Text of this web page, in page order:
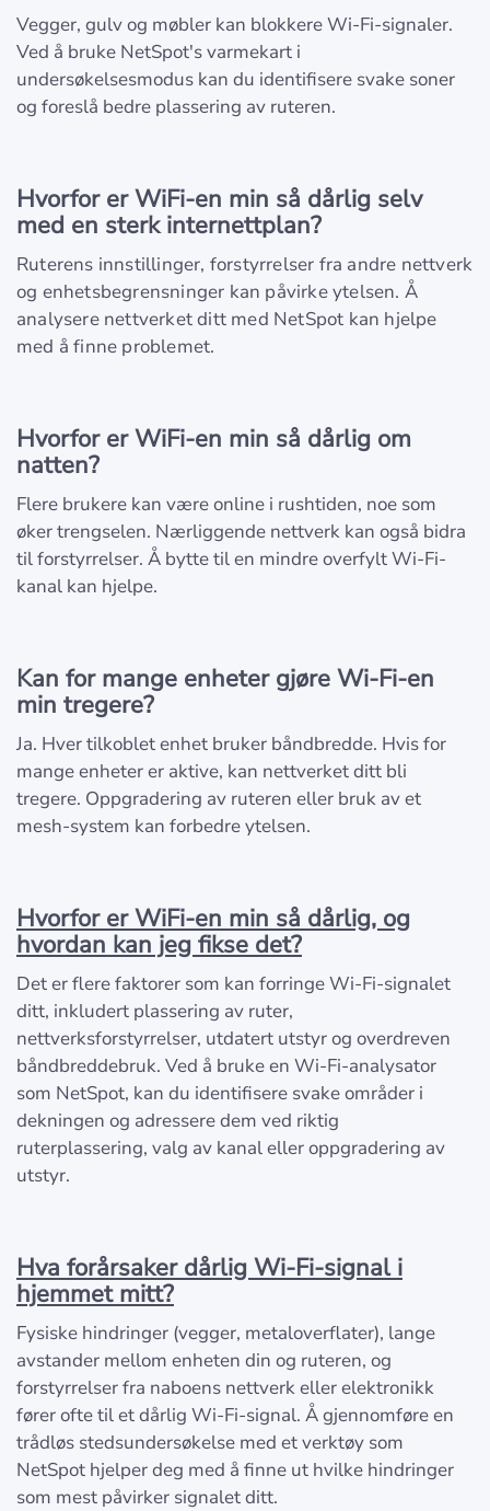
Vegger, gulv og møbler kan blokkere Wi-Fi-signaler.
Ved å bruke NetSpot's varmekart i
undersøkelsesmodus kan du identifisere svake soner
og foreslå bedre plassering av ruteren.
Hvorfor er WiFi-en min så dårlig selv
med en sterk internettplan?
Ruterens innstillinger, forstyrrelser fra andre nettverk
og enhetsbegrensninger kan påvirke ytelsen. Å
analysere nettverket ditt med NetSpot kan hjelpe
med å finne problemet.
Hvorfor er WiFi-en min så dårlig om
natten?
Flere brukere kan være online i rushtiden, noe som
øker trengselen. Nærliggende nettverk kan også bidra
til forstyrrelser. Å bytte til en mindre overfylt Wi-Fi-
kanal kan hjelpe.
Kan for mange enheter gjøre Wi-Fi-en
min tregere?
Ja. Hver tilkoblet enhet bruker båndbredde. Hvis for
mange enheter er aktive, kan nettverket ditt bli
tregere. Oppgradering av ruteren eller bruk av et
mesh-system kan forbedre ytelsen.
Hvorfor er WiFi-en min så dårlig, og
hvordan kan jeg fikse det?
Det er flere faktorer som kan forringe Wi-Fi-signalet
ditt, inkludert plassering av ruter,
nettverksforstyrrelser, utdatert utstyr og overdreven
båndbreddebruk. Ved å bruke en Wi-Fi-analysator
som NetSpot, kan du identifisere svake områder i
dekningen og adressere dem ved riktig
ruterplassering, valg av kanal eller oppgradering av
utstyr.
Hva forårsaker dårlig Wi-Fi-signal i
hjemmet mitt?
Fysiske hindringer (vegger, metaloverflater), lange
avstander mellom enheten din og ruteren, og
forstyrrelser fra naboens nettverk eller elektronikk
fører ofte til et dårlig Wi-Fi-signal. Å gjennomføre en
trådløs stedsundersøkelse med et verktøy som
NetSpot hjelper deg med å finne ut hvilke hindringer
som mest påvirker signalet ditt.